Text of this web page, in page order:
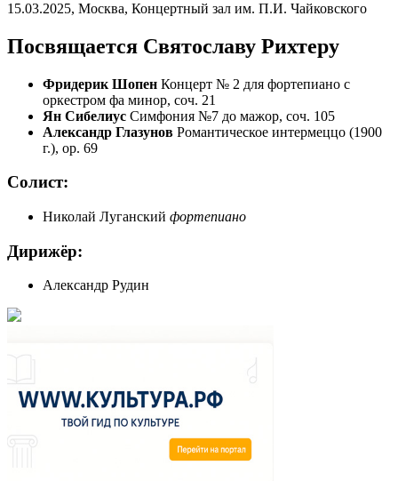
15.03.2025, Москва, Концертный зал им. П.И. Чайковского
Посвящается Святославу Рихтеру
Фридерик Шопен Концерт № 2 для фортепиано с
оркестром фа минор, соч. 21
Ян Сибелиус Симфония №7 до мажор, соч. 105
Александр Глазунов Романтическое интермеццо (1900
г.), ор. 69
Солист:
Николай Луганский фортепиано
Дирижёр:
Александр Рудин